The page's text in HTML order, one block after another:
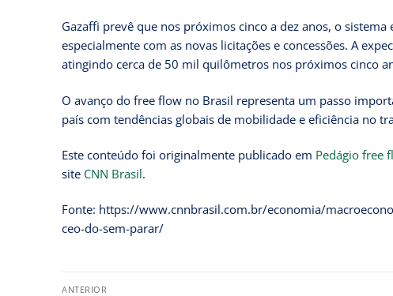
Gazaffi prevê que nos próximos cinco a dez anos, o
especialmente com as novas licitações e concessões. A
atingindo cerca de 50 mil quilômetros nos próximos cinco
O avanço do free flow no Brasil representa um passo
país com tendências globais de mobilidade e eficiência no
Este conteúdo foi originalmente publicado em Pedágio free
site CNN Brasil.
Fonte: https://www.cnnbrasil.com.br/economia/
ceo-do-sem-parar/
ANTERIOR